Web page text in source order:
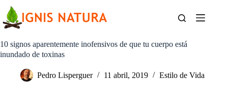
contenido
10 signos aparentemente inofensivos de que tu cuerpo está
inundado de toxinas
Pedro Lisperguer 11 abril, 2019 Estilo de Vida